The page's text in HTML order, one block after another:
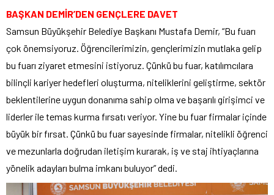
BAŞKAN DEMİR’DEN GENÇLERE DAVET
Samsun Büyükşehir Belediye Başkanı Mustafa Demir, “Bu fuarı
çok önemsiyoruz. Öğrencilerimizin, gençlerimizin mutlaka gelip
bu fuarı ziyaret etmesini istiyoruz. Çünkü bu fuar, katılımcılara
bilinçli kariyer hedefleri oluşturma, niteliklerini geliştirme, sektör
beklentilerine uygun donanıma sahip olma ve başarılı girişimci ve
liderler ile temas kurma fırsatı veriyor. Yine bu fuar firmalar içinde
büyük bir fırsat. Çünkü bu fuar sayesinde firmalar, nitelikli öğrenci
ve mezunlarla doğrudan iletişim kurarak, iş ve staj ihtiyaçlarına
yönelik adayları bulma imkanı buluyor” dedi.